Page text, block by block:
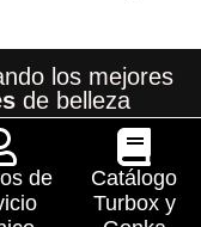
los mejores
de belleza
de
Catálogo
Turbox y